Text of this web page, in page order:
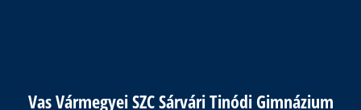
Vas Vármegyei SZC Sárvári Tinódi Gimnázium